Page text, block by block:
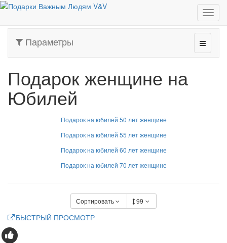
Подарок женщине на Юбилей
Параметры
Подарок женщине на
Юбилей
Подарок на юбилей 50 лет женщине
Подарок на юбилей 55 лет женщине
Подарок на юбилей 60 лет женщине
Подарок на юбилей 70 лет женщине
Сортировать 99
БЫСТРЫЙ ПРОСМОТР